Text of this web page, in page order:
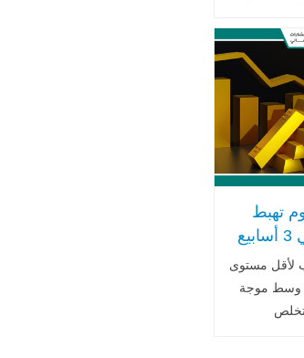
متزايدة من
الولايات
المزيد
تهبط
لأدنى مستوى في 3 أسابيع
لأقل مستوى
وسط موجة